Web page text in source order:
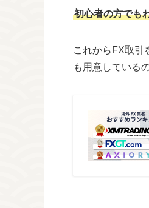
初心者の方でも
これからFX取引
も用意している